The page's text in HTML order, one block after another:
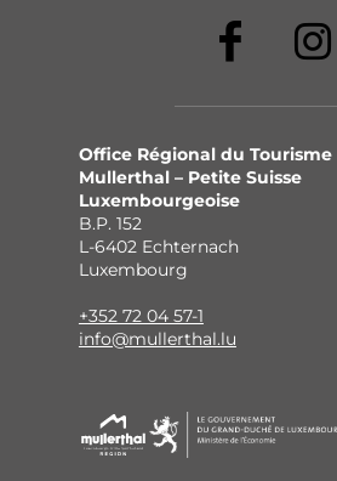
Office Régional du Tourisme
Mullerthal – Petite Suisse
Luxembourgeoise
B.P. 152
L-6402 Echternach
Luxembourg
+352 72 04 57-1
info@mullerthal.lu